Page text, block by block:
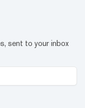
sent to your inbox